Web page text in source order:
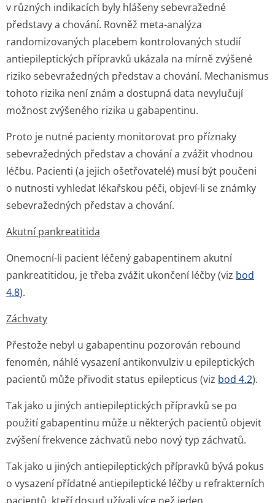
v různých indikacích byly hlášeny sebevražedné
představy a chování. Rovněž meta-analýza
randomizovaných placebem kontrolovaných studií
antiepileptických přípravků ukázala na mírně zvýšené
riziko sebevražedných představ a chování. Mechanismus
tohoto rizika není znám a dostupná data nevylučují
možnost zvýšeného rizika u gabapentinu.
Proto je nutné pacienty monitorovat pro příznaky
sebevražedných představ a chování a zvážit vhodnou
léčbu. Pacienti (a jejich ošetřovatelé) musí být poučeni
o nutnosti vyhledat lékařskou péči, objeví-li se známky
sebevražedných představ a chování.
Akutní pankreatitida
Onemocní-li pacient léčený gabapentinem akutní
pankreatitidou, je třeba zvážit ukončení léčby (viz bod
4.8).
Záchvaty
Přestože nebyl u gabapentinu pozorován rebound
fenomén, náhlé vysazení antikonvulziv u epileptických
pacientů může přivodit status epilepticus (viz bod 4.2).
Tak jako u jiných antiepileptických přípravků se po
použití gabapentinu může u některých pacientů objevit
zvýšení frekvence záchvatů nebo nový typ záchvatů.
Tak jako u jiných antiepileptických přípravků bývá pokus
o vysazení přídatné antiepileptické léčby u refrakterních